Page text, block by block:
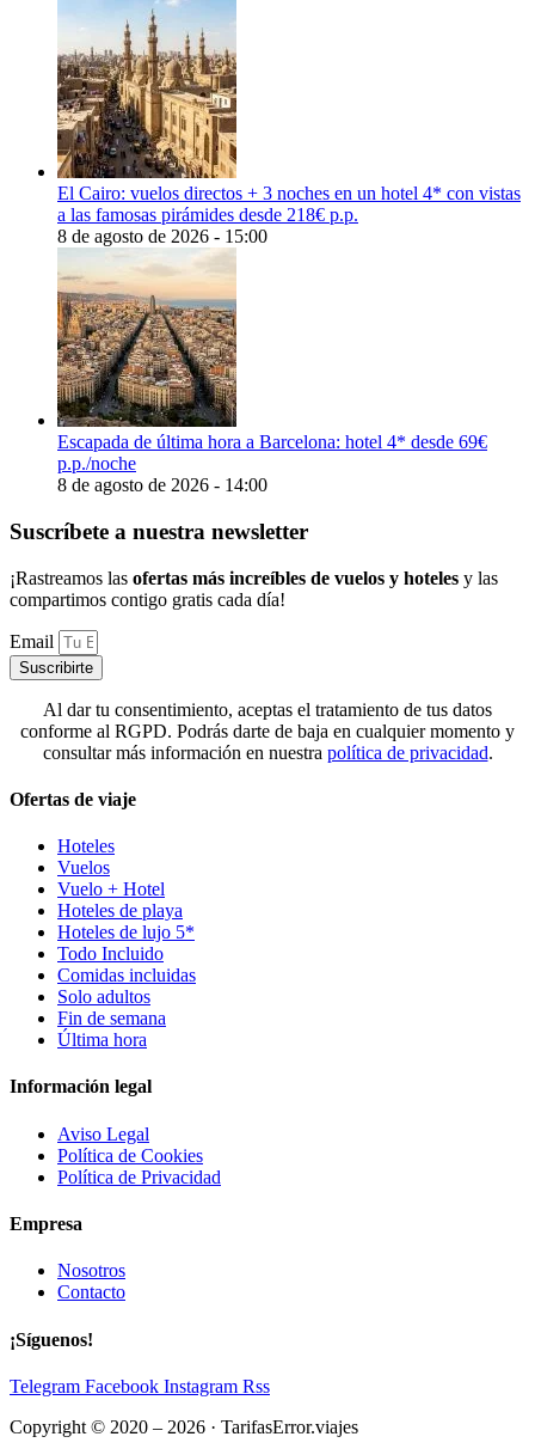
El Cairo: vuelos directos + 3 noches en un hotel 4* con vistas
a las famosas pirámides desde 218€ p.p.
8 de agosto de 2026 - 15:00
Escapada de última hora a Barcelona: hotel 4* desde 69€
p.p./noche
8 de agosto de 2026 - 14:00
Suscríbete a nuestra newsletter
¡Rastreamos las ofertas más increíbles de vuelos y hoteles y las
compartimos contigo gratis cada día!
Email
Suscribirte
Al dar tu consentimiento, aceptas el tratamiento de tus datos
conforme al RGPD. Podrás darte de baja en cualquier momento y
consultar más información en nuestra política de privacidad.
Ofertas de viaje
Hoteles
Vuelos
Vuelo + Hotel
Hoteles de playa
Hoteles de lujo 5*
Todo Incluido
Comidas incluidas
Solo adultos
Fin de semana
Última hora
Información legal
Aviso Legal
Política de Cookies
Política de Privacidad
Empresa
Nosotros
Contacto
¡Síguenos!
Telegram Facebook Instagram Rss
Copyright © 2020 – 2026 · TarifasError.viajes